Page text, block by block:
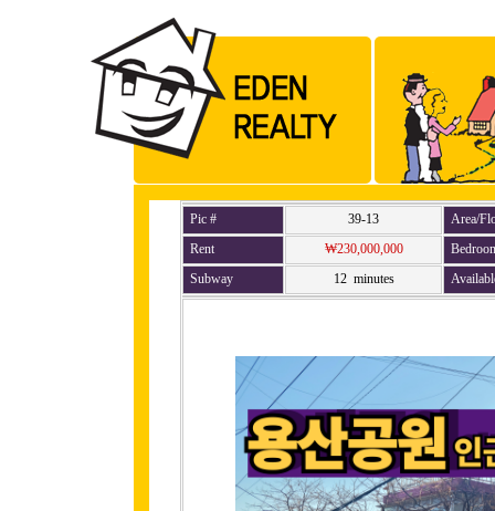
Pic # 39-13
Area/
Rent
₩230,000,000
Subway
12 minutes